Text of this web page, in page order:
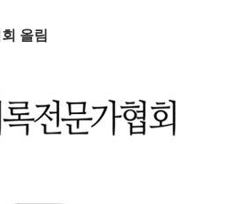
올림